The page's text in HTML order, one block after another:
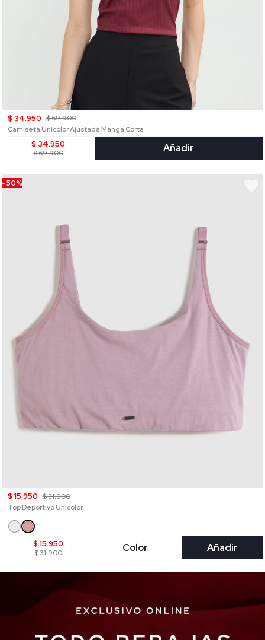
$ 34.950 $ 69.900
Camiseta Unicolor Ajustada Manga Corta
$ 34.950
$ 69.900 Añadir
-50%
$ 15.950 $ 31.900
Top Deportivo Unicolor
$ 15.950
$ 31.900 Color Añadir